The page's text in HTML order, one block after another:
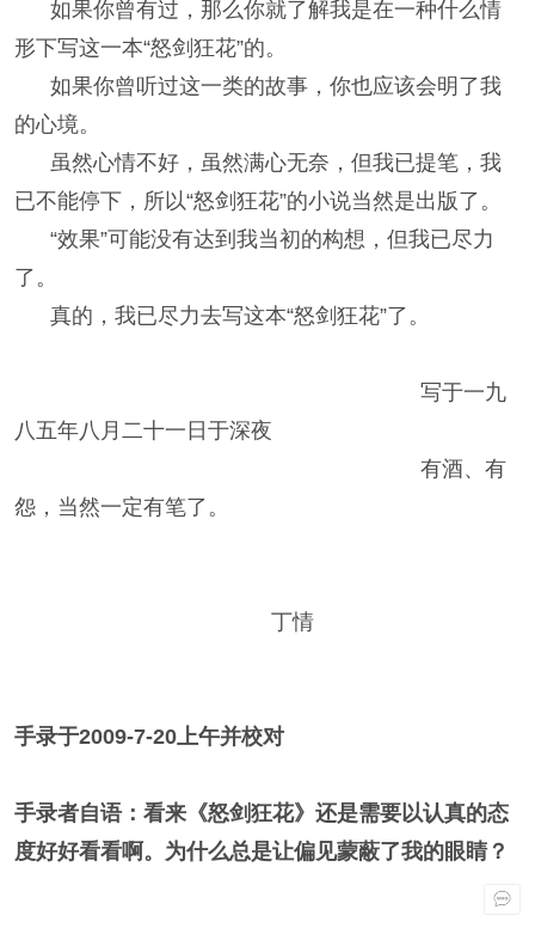
如果你曾有过，那么你就了解我是在一种什么情
形下写这一本“怒剑狂花”的。
如果你曾听过这一类的故事，你也应该会明了我
的心境。
虽然心情不好，虽然满心无奈，但我已提笔，我
已不能停下，所以“怒剑狂花”的小说当然是出版了。
“效果”可能没有达到我当初的构想，但我已尽力
了。
真的，我已尽力去写这本“怒剑狂花”了。
写于一九
八五年八月二十一日于深夜
有酒、有
怨，当然一定有笔了。
丁情
手录于2009-7-20上午并校对
手录者自语：看来《怒剑狂花》还是需要以认真的态
度好好看看啊。为什么总是让偏见蒙蔽了我的眼睛？